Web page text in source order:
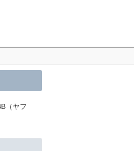
（ヤフ